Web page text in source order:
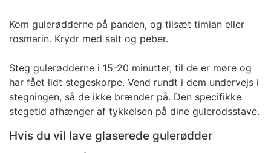
Kom gulerødderne på panden, og tilsæt timian eller
rosmarin. Krydr med salt og peber.
Steg gulerødderne i 15-20 minutter, til de er møre og
har fået lidt stegeskorpe. Vend rundt i dem undervejs i
stegningen, så de ikke brænder på. Den specifikke
stegetid afhænger af tykkelsen på dine gulerodsstave.
Hvis du vil lave glaserede gulerødder